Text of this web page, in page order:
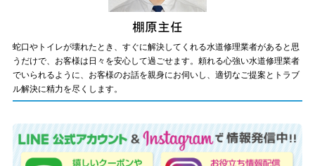
蛇口やトイレが壊れたとき、すぐに解決してくれる水道修理業者があると思
うだけで、お客様は日々を安心して過ごせます。頼れる心強い水道修理業者
でいられるように、お客様のお話を親身にお伺いし、適切なご提案とトラブ
ル解決に精力を尽くします。